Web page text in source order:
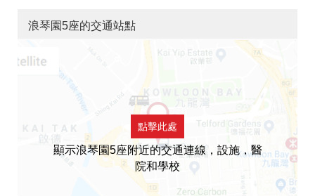
浪琴園5座的交通站點
點擊此處
顯示浪琴園5座附近的交通連線，設施，醫
院和學校